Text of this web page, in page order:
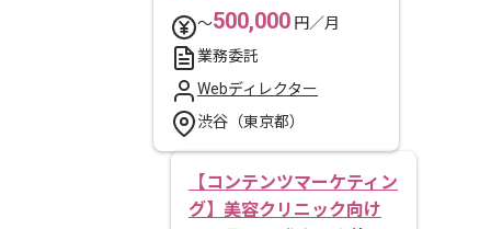
〜500,000 円／月
業務委託
Webディレクター
渋谷（東京都）
【コンテンツマーケティン
グ】美容クリニック向け